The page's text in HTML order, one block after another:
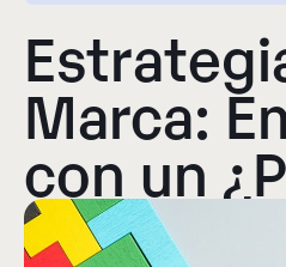
Marca:
con un